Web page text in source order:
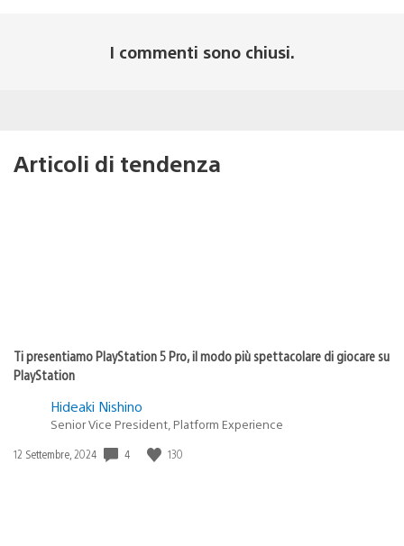
I commenti sono chiusi.
Articoli di tendenza
Ti presentiamo PlayStation 5 Pro, il modo più spettacolare di giocare su
PlayStation
Hideaki Nishino
Senior Vice President, Platform Experience
Data
12 Settembre, 2024 4 130